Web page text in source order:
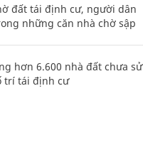
đất tái định cư, người dân
những căn nhà chờ sập
hơn 6.600 nhà đất chưa sử
trí tái định cư